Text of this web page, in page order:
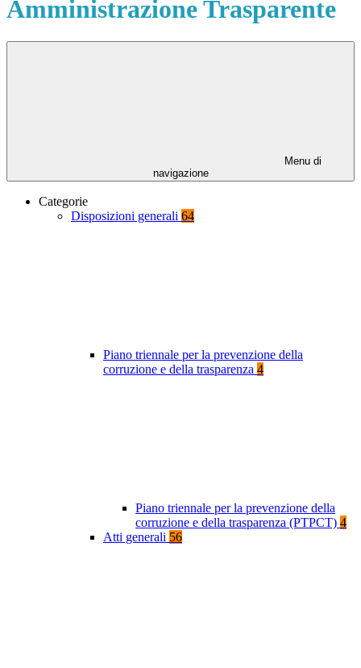
Amministrazione Trasparente
Menu di
navigazione
Categorie
Disposizioni generali 64
Piano triennale per la prevenzione della
corruzione e della trasparenza 4
Piano triennale per la prevenzione della
corruzione e della trasparenza (PTPCT) 4
Atti generali 56